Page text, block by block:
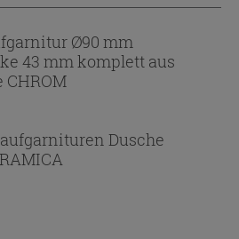
Ø90 mm
43 mm komplett aus
Dusche